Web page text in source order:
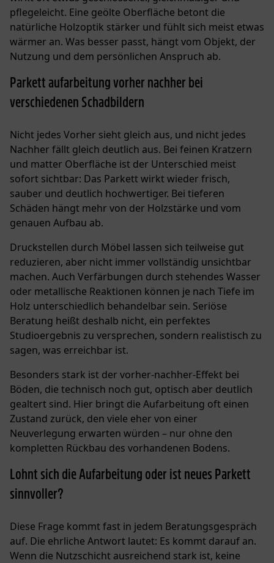
pflegeleicht. Eine geölte Oberfläche betont die
natürliche Holzoptik stärker und fühlt sich meist etwas
wärmer an. Was besser passt, hängt vom Objekt, der
Nutzung und dem persönlichen Anspruch ab.
Parkett aufarbeitung vorher nachher bei
verschiedenen Schadbildern
Nicht jedes Vorher sieht gleich aus, und nicht jedes
Nachher fällt gleich deutlich aus. Bei feinen Kratzern
und matter Oberfläche ist der Unterschied meist
sofort sichtbar: Das Parkett wirkt wieder frisch,
sauber und deutlich hochwertiger. Bei tieferen
Schäden hängt mehr von der Holzstärke und vom
genauen Aufbau ab.
Druckstellen durch Möbel lassen sich teilweise gut
reduzieren, aber nicht immer vollständig unsichtbar
machen. Auch Verfärbungen durch stehendes Wasser
oder metallische Reaktionen können je nach Tiefe im
Holz unterschiedlich behandelbar sein. Seriöse
Beratung heißt deshalb nicht, ein perfektes
Studioergebnis zu versprechen, sondern realistisch zu
sagen, was erreichbar ist.
Besonders stark ist der vorher-nachher-Effekt bei
Böden, die technisch noch gut, optisch aber deutlich
gealtert sind. Hier bringt die Aufarbeitung oft einen
Zustand zurück, den viele eher von einer
Neuverlegung erwarten würden – nur ohne den
kompletten Rückbau des vorhandenen Bodens.
Lohnt sich die Aufarbeitung oder ist neues Parkett
sinnvoller?
Diese Frage kommt fast in jedem Beratungsgespräch
auf. Die ehrliche Antwort lautet: Es kommt darauf an.
Wenn die Nutzschicht ausreichend stark ist, keine